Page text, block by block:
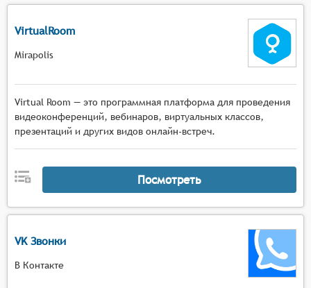
VirtualRoom
Mirapolis
Virtual Room — это программная платформа для проведения
видеоконференций, вебинаров, виртуальных классов,
презентаций и других видов онлайн-встреч.
Посмотреть
VK Звонки
В Контакте